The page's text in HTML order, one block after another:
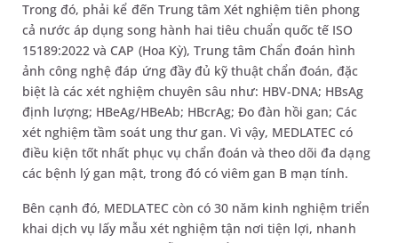
Trong đó, phải kể đến Trung tâm Xét nghiệm tiên phong
cả nước áp dụng song hành hai tiêu chuẩn quốc tế ISO
15189:2022 và CAP (Hoa Kỳ), Trung tâm Chẩn đoán hình
ảnh công nghệ đáp ứng đầy đủ kỹ thuật chẩn đoán, đặc
biệt là các xét nghiệm chuyên sâu như: HBV-DNA; HBsAg
định lượng; HBeAg/HBeAb; HBcrAg; Đo đàn hồi gan; Các
xét nghiệm tầm soát ung thư gan. Vì vậy, MEDLATEC có
điều kiện tốt nhất phục vụ chẩn đoán và theo dõi đa dạng
các bệnh lý gan mật, trong đó có viêm gan B mạn tính.
Bên cạnh đó, MEDLATEC còn có 30 năm kinh nghiệm triển
khai dịch vụ lấy mẫu xét nghiệm tận nơi tiện lợi, nhanh